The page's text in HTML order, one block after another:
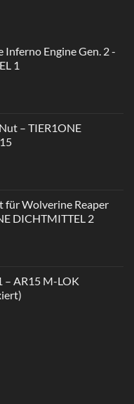
Engine Gen. 2 -
1
– TIER1ONE
Wolverine Reaper
DICHTMITTEL 2
– AR15 M-LOK